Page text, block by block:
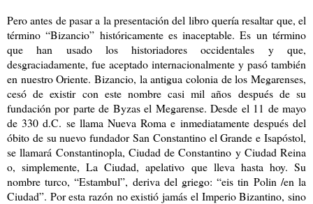
Pero antes de pasar a la presentación del libro quería resaltar que, el
término “Bizancio” históricamente es inaceptable. Es un término
que han usado los historiadores occidentales y que,
desgraciadamente, fue aceptado internacionalmente y pasó también
en nuestro Oriente. Bizancio, la antigua colonia de los Megarenses,
cesó de existir con este nombre casi mil años después de su
fundación por parte de Byzas el Megarense. Desde el 11 de mayo
de 330 d.C. se llama Nueva Roma e inmediatamente después del
óbito de su nuevo fundador San Constantino el Grande e Isapóstol,
se llamará Constantinopla, Ciudad de Constantino y Ciudad Reina
o, simplemente, La Ciudad, apelativo que lleva hasta hoy. Su
nombre turco, “Estambul”, deriva del griego: “eis tin Polin /en la
Ciudad”. Por esta razón no existió jamás el Imperio Bizantino, sino